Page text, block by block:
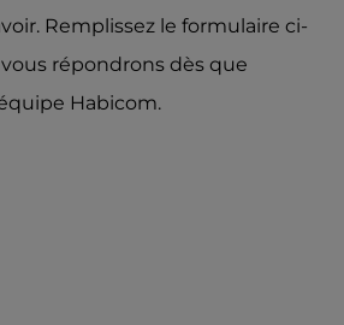
Remplissez le formulaire ci-
répondrons dès que
Habicom.